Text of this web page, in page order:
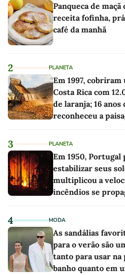
Panqueca de
receita fofinha,
café da manhã
2 PLANETA
Em 1997,
Costa Rica com
de laranja; 16
reconheceu a
3 PLANETA
Em 1950,
estabilizar seus
multiplicou a
incêndios se
4 MODA
As sandálias
para o verão são
tanto para usar na
banho quanto em